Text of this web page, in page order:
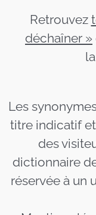
Retrouvez
déchaîner »
Les
titre indicatif
des
dictionnaire
réservée à un